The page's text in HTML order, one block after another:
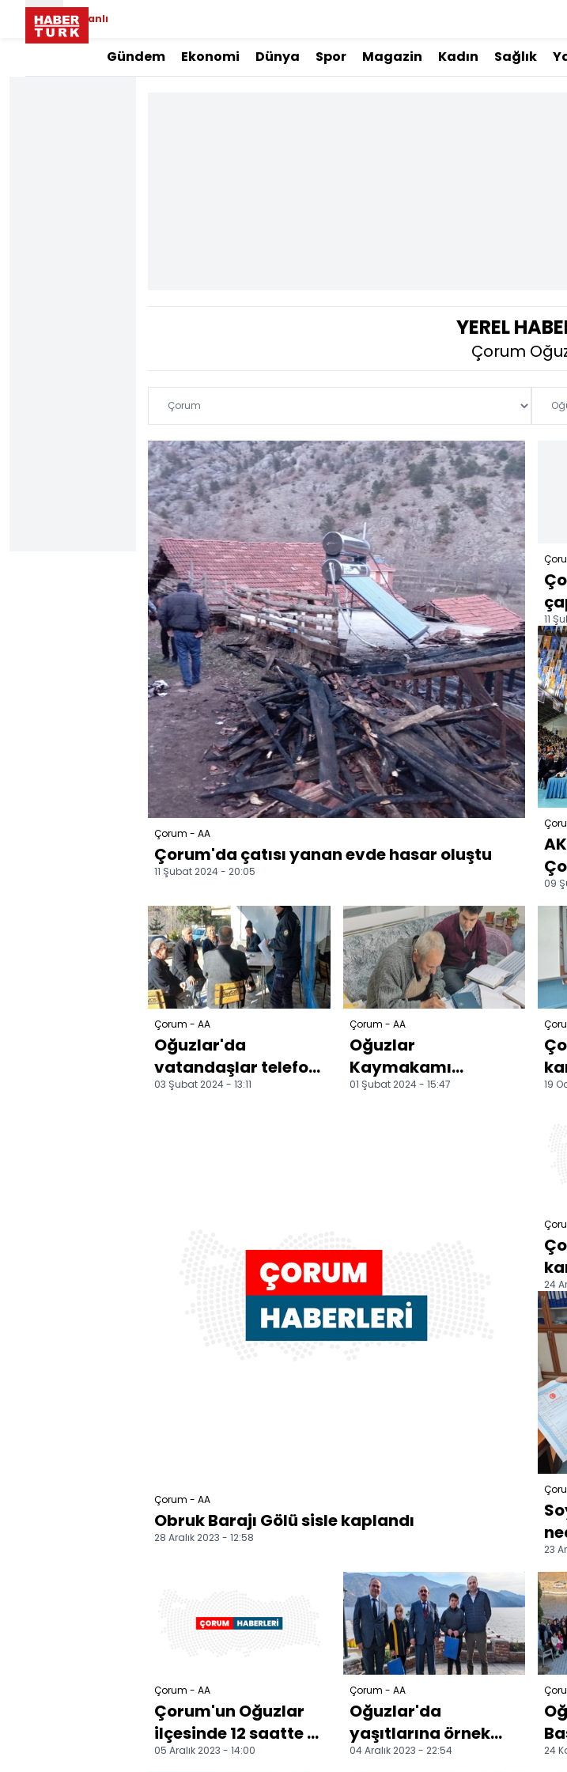
Canlı
Gündem Ekonomi Dünya Spor Magazin Kadın Sağlık
YEREL
Çorum
Çorum - AA
Çorum'da çatısı yanan evde hasar oluştu
11 Şubat 2024 - 20:05
11
09
Çorum - AA
Oğuzlar'da
vatandaşlar telefon
dolandırıcılığına
03 Şubat 2024 - 13:11
Çorum - AA
Oğuzlar
Kaymakamı
Turan'dan 71 yıldır
01 Şubat 2024 - 15:47 19
Çorum - AA
Obruk Barajı Gölü sisle kaplandı
28 Aralık 2023 - 12:58
24
23
Çorum - AA
Çorum'un Oğuzlar
ilçesinde 12 saatte 7
deprem oldu
05 Aralık 2023 - 14:00
Çorum - AA
Oğuzlar'da
yaşıtlarına örnek
olan ortaokul
04 Aralık 2023 - 22:54 24